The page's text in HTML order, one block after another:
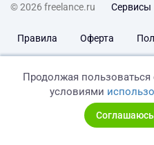
© 2026 freelance.ru Сервисы
Правила Оферта
Продолжая
условиями